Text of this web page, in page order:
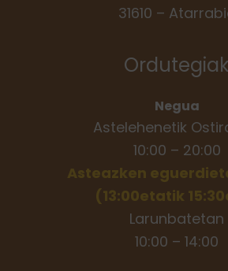
31610 –
Ordutegiak
Negua
Astelehenetik
10:00 – 20:00
Asteazken
(13:00etatik
Larunbatetan
10:00 – 14:00